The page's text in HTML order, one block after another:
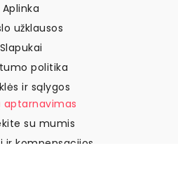
Aplinka
užklausos
Slapukai
politika
ir sąlygos
aptarnavimas
su mumis
ir kompensacijos